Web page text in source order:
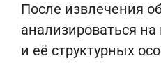
После извлечения
анализироваться
и её структурных